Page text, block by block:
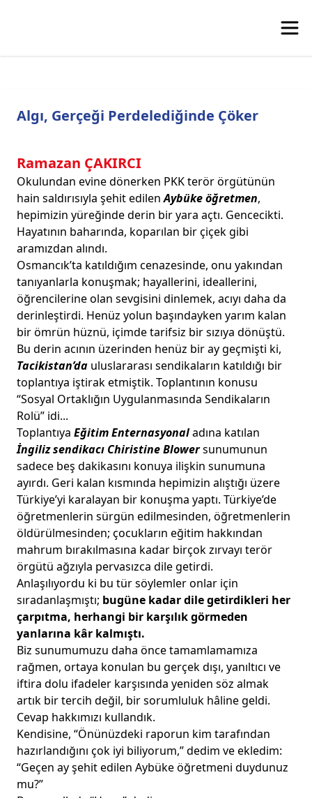
Algı, Gerçeği Perdelediğinde Çöker
Ramazan ÇAKIRCI
Okulundan evine dönerken PKK terör örgütünün
hain saldırısıyla şehit edilenAybüke öğretmen,
hepimizin yüreğinde derin bir yara açtı. Gencecikti.
Hayatının baharında, koparılan bir çiçek gibi
aramızdan alındı.
Osmancık’ta katıldığım cenazesinde, onu yakından
tanıyanlarla konuşmak; hayallerini, ideallerini,
öğrencilerine olan sevgisini dinlemek, acıyı daha da
derinleştirdi. Henüz yolun başındayken yarım kalan
bir ömrün hüznü, içimde tarifsiz bir sızıya dönüştü.
Bu derin acının üzerinden henüz bir ay geçmişti ki,
Tacikistan’da uluslararası sendikaların katıldığı bir
toplantıya iştirak etmiştik. Toplantının konusu
“Sosyal Ortaklığın Uygulanmasında Sendikaların
Rolü” idi...
Toplantıya Eğitim Enternasyonaladına katılan
İngiliz sendikacı Chiristine Blowersunumunun
sadece beş dakikasını konuya ilişkin sunumuna
ayırdı. Geri kalan kısmında hepimizin alıştığı üzere
Türkiye’yi karalayan bir konuşma yaptı. Türkiye’de
öğretmenlerin sürgün edilmesinden, öğretmenlerin
öldürülmesinden; çocukların eğitim hakkından
mahrum bırakılmasına kadar birçok zırvayı terör
örgütü ağzıyla pervasızca dile getirdi.
Anlaşılıyordu ki bu tür söylemler onlar için
sıradanlaşmıştı; bugüne kadar dile getirdikleri her
çarpıtma, herhangi bir karşılık görmeden
yanlarına kâr kalmıştı.
Biz sunumumuzu daha önce tamamlamamıza
rağmen, ortaya konulan bu gerçek dışı, yanıltıcı ve
iftira dolu ifadeler karşısında yeniden söz almak
artık bir tercih değil, bir sorumluluk hâline geldi.
Cevap hakkımızı kullandık.
Kendisine, “Önünüzdeki raporun kim tarafından
hazırlandığını çok iyi biliyorum,” dedim ve ekledim:
“Geçen ay şehit edilen Aybüke öğretmeni duydunuz
mu?”